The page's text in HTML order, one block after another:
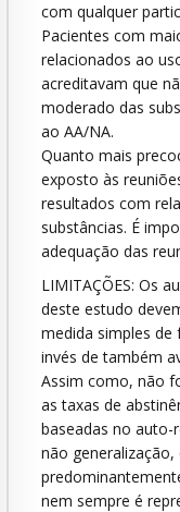
com qualquer
Pacientes com
relacionados ao
acreditavam que
moderado das
ao AA/NA.
Quanto mais
exposto às
resultados com
substâncias. É
adequação das
LIMITAÇÕES: Os
deste estudo
medida simples de
invés de também
Assim como, não
as taxas de
baseadas no auto-
não
nem sempre é